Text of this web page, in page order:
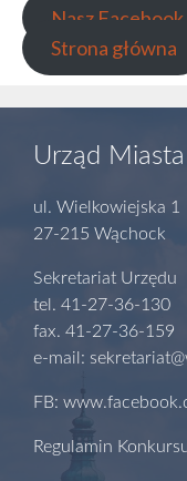
Nasz Facebook
Strona główna
Urząd
ul. Wielkowiejska 1
27-215 Wąchock
Sekretariat
tel. 41-27-36-
fax. 41-27-36-159
e-mail:
FB:
Regulamin